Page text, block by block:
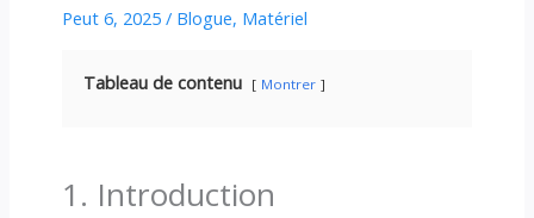
Peut 6, 2025 / Blogue, Matériel
Tableau de contenu Montrer
1. Introduction